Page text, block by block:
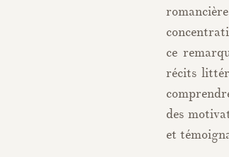
ce
récits
des
et